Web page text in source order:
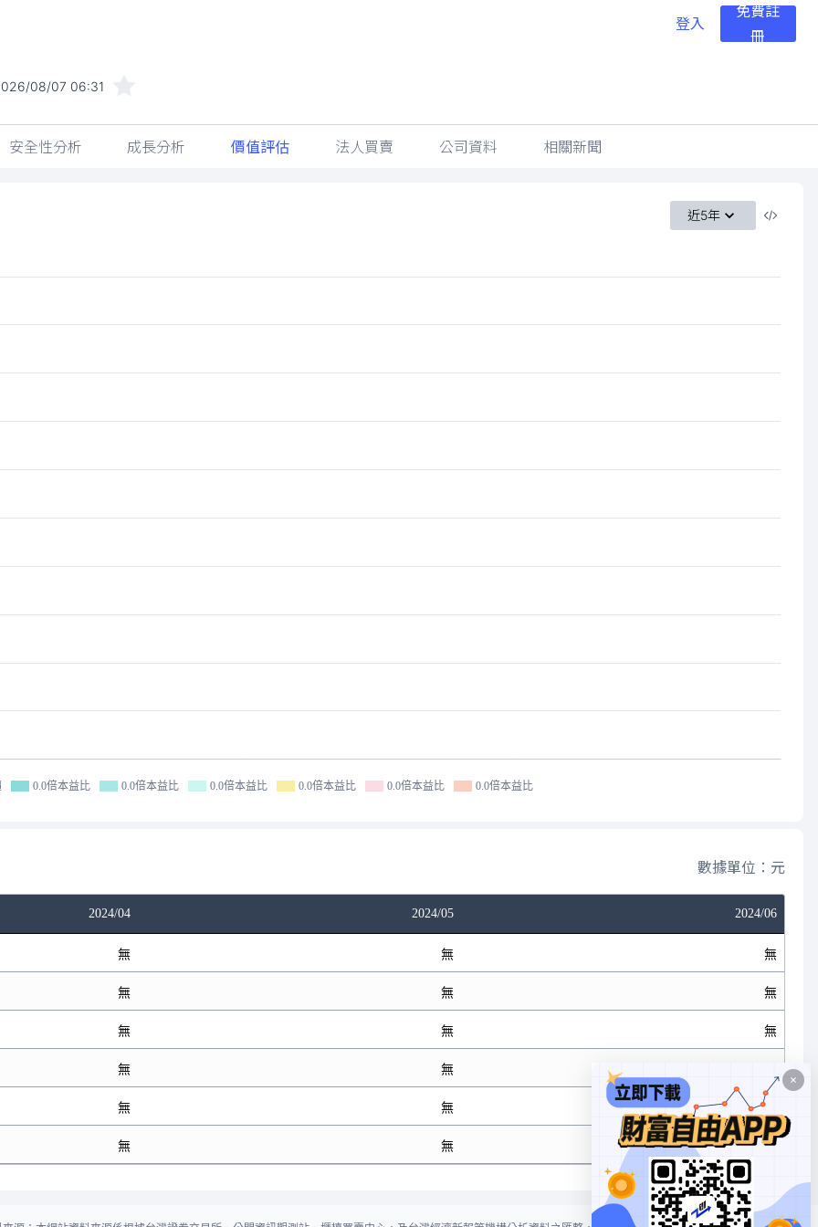
登入
免費註
冊
08/07 06:31
安全性分析 成長分析 價值評估 法人買賣 公司資料 相關新聞
近5年
0.0倍本益比 0.0倍本益比 0.0倍本益比 0.0倍本益比 0.0倍本益比 0.0倍本益比
數據單位：元
2024/04 2024/05 2024/06
無 無 無
無 無 無
無 無 無
無 無
無 無 無
無 無 無